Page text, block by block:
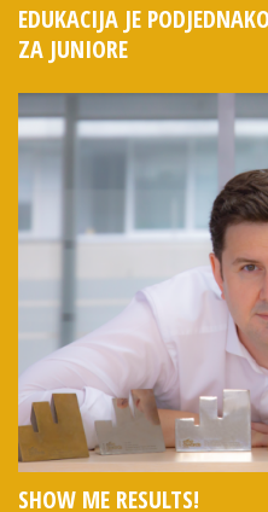
EDUKACIJA JE
ZA JUNIORE
SHOW ME RESULTS!